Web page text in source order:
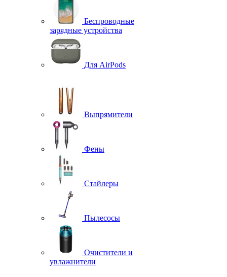
Беспроводные
зарядные устройства
Для AirPods
Выпрямители
Фены
Стайлеры
Пылесосы
Очистители и
увлажнители